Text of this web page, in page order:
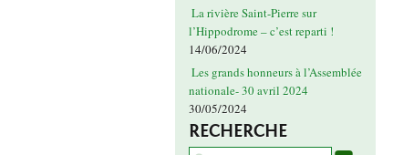
La rivière Saint-Pierre sur
l’Hippodrome – c’est reparti !
14/06/2024
Les grands honneurs à l’Assemblée
nationale- 30 avril 2024
30/05/2024
RECHERCHE